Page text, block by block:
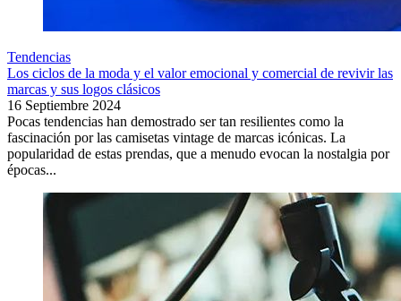
Tendencias
Los ciclos de la moda y el valor emocional y comercial de revivir las
marcas y sus logos clásicos
16 Septiembre 2024
Pocas tendencias han demostrado ser tan resilientes como la
fascinación por las camisetas vintage de marcas icónicas. La
popularidad de estas prendas, que a menudo evocan la nostalgia por
épocas...